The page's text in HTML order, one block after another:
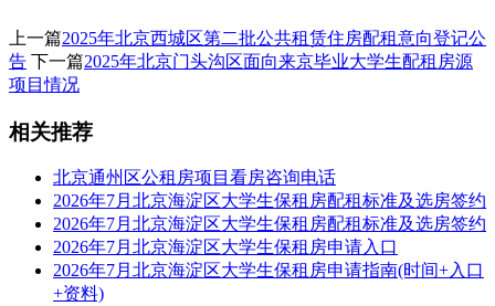
上一篇2025年北京西城区第二批公共租赁住房配租意向登记公
告 下一篇2025年北京门头沟区面向来京毕业大学生配租房源
项目情况
相关推荐
北京通州区公租房项目看房咨询电话
2026年7月北京海淀区大学生保租房配租标准及选房签约
2026年7月北京海淀区大学生保租房配租标准及选房签约
2026年7月北京海淀区大学生保租房申请入口
2026年7月北京海淀区大学生保租房申请指南(时间+入口
+资料)